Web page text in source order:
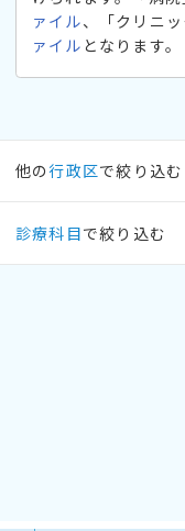
ァイル、「クリニ
ァイル となります。
他の行政区で絞り込む
診療科目で絞り込む